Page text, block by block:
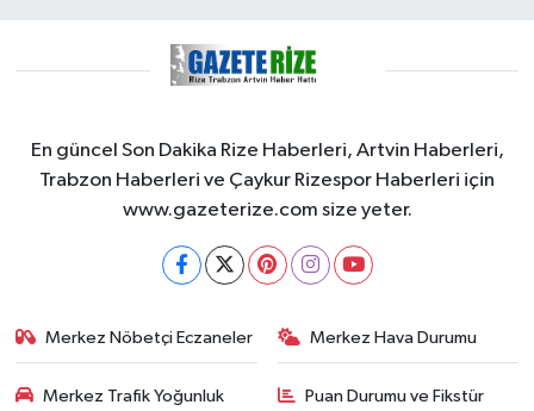
En güncel Son Dakika Rize Haberleri, Artvin Haberleri,
Trabzon Haberleri ve Çaykur Rizespor Haberleri için
www.gazeterize.com size yeter.
Merkez Nöbetçi Eczaneler Merkez Hava Durumu
Merkez Trafik Yoğunluk
Puan Durumu ve Fikstür